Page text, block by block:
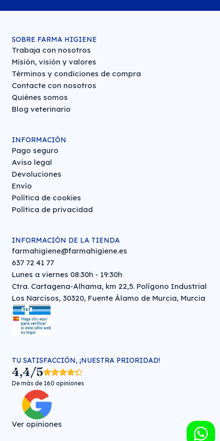
SOBRE FARMA HIGIENE
Trabaja con nosotros
Misión, visión y valores
Términos y condiciones de compra
Contacte con nosotros
Quiénes somos
Blog veterinario
INFORMACIÓN
Pago seguro
Aviso legal
Devoluciones
Envío
Política de cookies
Política de privacidad
INFORMACIÓN DE LA TIENDA
farmahigiene@farmahigiene.es
637 72 41 77
Lunes a viernes 08:30h - 19:30h
Ctra. Cartagena-Alhama, km 22,5. Polígono Industrial
Los Narcisos, 30320, Fuente Álamo de Murcia, Murcia
TU SATISFACCIÓN, ¡NUESTRA PRIORIDAD!
4,4/5
De más de 160 opiniones
Ver opiniones